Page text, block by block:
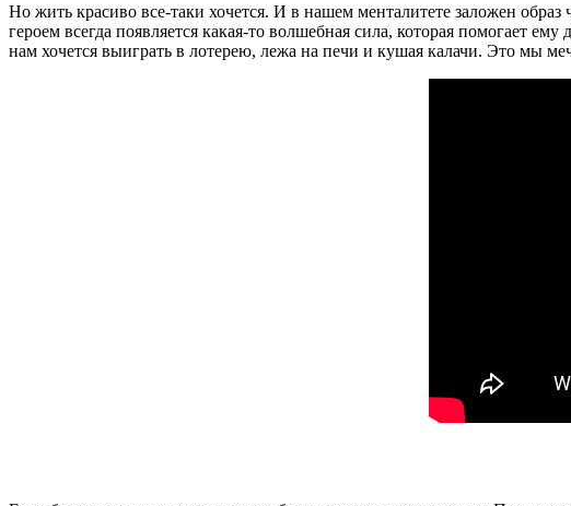
Но жить красиво все-таки хочется. И в нашем менталитете заложен
героем всегда появляется какая-то волшебная сила, которая помогает
нам хочется выиграть в лотерею, лежа на печи и кушая калачи. Это мы